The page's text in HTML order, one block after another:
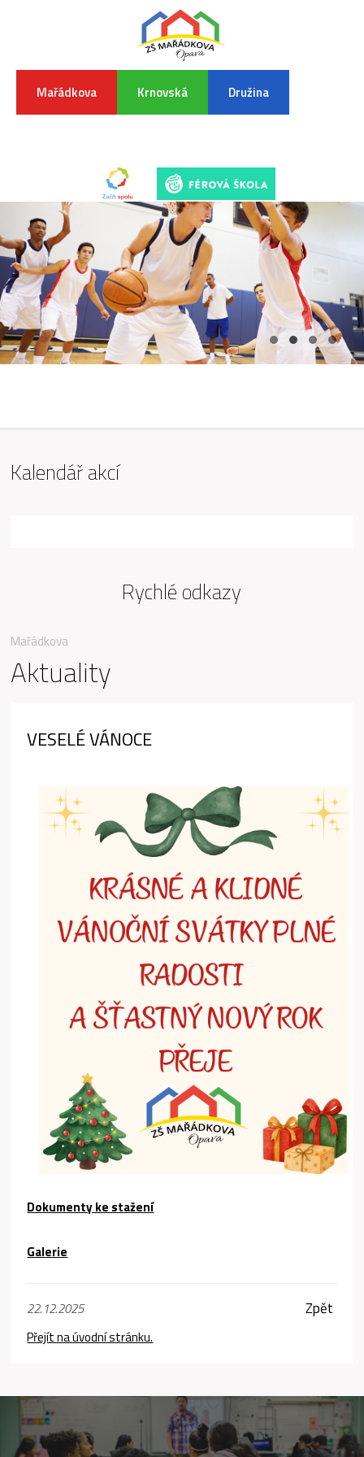
Mařádkova Krnovská Družina
Mařádkova
Aktuality
VESELÉ VÁNOCE
Dokumenty ke stažení
Galerie
22.12.2025 Zpět
Přejít na úvodní stránku.
Kalendář akcí
Rychlé odkazy